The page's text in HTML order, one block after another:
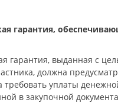
гарантия,
гарантия, выданная с
должна
требовать уплаты
в закупочной